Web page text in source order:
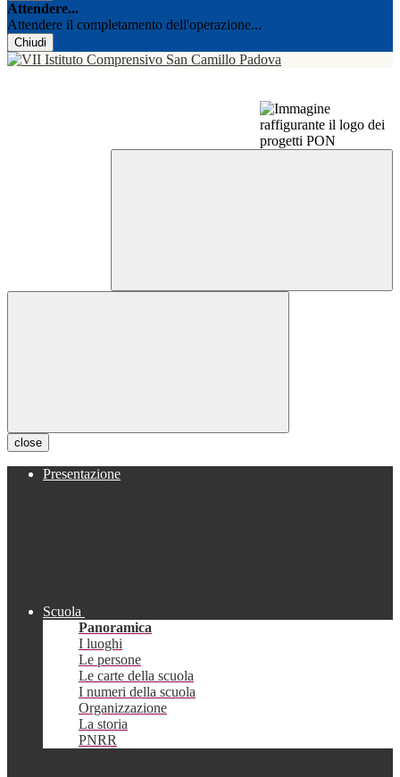
Attendere...
Attendere il completamento dell'operazione...
Chiudi
close
Presentazione
Scuola
Panoramica
I luoghi
Le persone
Le carte della scuola
I numeri della scuola
Organizzazione
La storia
PNRR